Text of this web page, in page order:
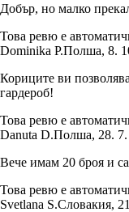
Добър, но малко
Това ревю е
Dominika P.Полша, 8.
Кориците ви
гардероб!
Това ревю е
Danuta D.Полша, 28.
Вече имам 20 броя и
Това ревю е
Svetlana S.Словакия,